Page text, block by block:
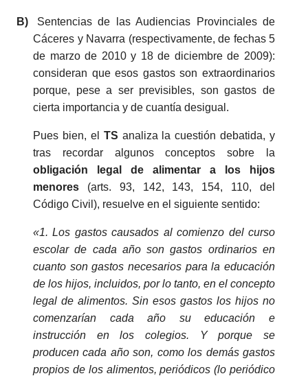
B)
Sentencias de las Audiencias Provinciales de
Cáceres y Navarra (respectivamente, de fechas 5
de marzo de 2010 y 18 de diciembre de 2009):
consideran que esos gastos son extraordinarios
porque, pese a ser previsibles, son gastos de
cierta importancia y de cuantía desigual.
Pues bien, el TS analiza la cuestión debatida, y
tras recordar algunos conceptos sobre la
obligación legal de alimentar a los hijos
menores (arts. 93, 142, 143, 154, 110, del
Código Civil), resuelve en el siguiente sentido:
«1. Los gastos causados al comienzo del curso
escolar de cada año son gastos ordinarios en
cuanto son gastos necesarios para la educación
de los hijos, incluidos, por lo tanto, en el concepto
legal de alimentos. Sin esos gastos los hijos no
comenzarían cada año su educación e
instrucción en los colegios. Y porque se
producen cada año son, como los demás gastos
propios de los alimentos, periódicos (lo periódico